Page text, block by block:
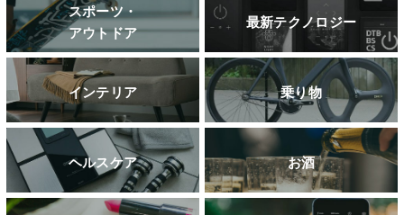
スポーツ・
アウトドア
最新テクノロジー
インテリア 乗り物
ヘルスケア お酒